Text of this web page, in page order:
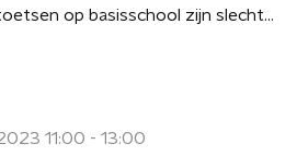
'Eindtoetsen op basisschool zijn slecht voor taalvaardigheid'
11:00 - 13:00